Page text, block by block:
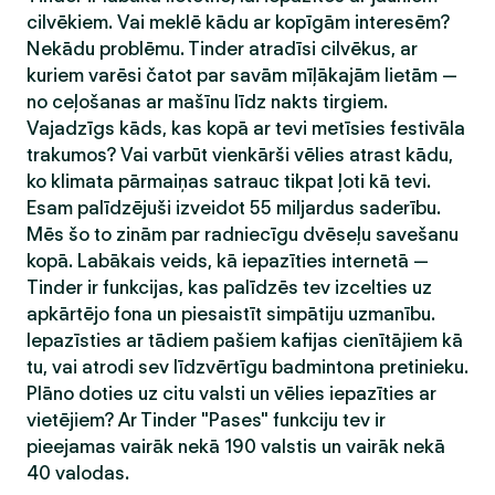
cilvēkiem. Vai meklē kādu ar kopīgām interesēm?
Nekādu problēmu. Tinder atradīsi cilvēkus, ar
kuriem varēsi čatot par savām mīļākajām lietām —
no ceļošanas ar mašīnu līdz nakts tirgiem.
Vajadzīgs kāds, kas kopā ar tevi metīsies festivāla
trakumos? Vai varbūt vienkārši vēlies atrast kādu,
ko klimata pārmaiņas satrauc tikpat ļoti kā tevi.
Esam palīdzējuši izveidot 55 miljardus saderību.
Mēs šo to zinām par radniecīgu dvēseļu savešanu
kopā. Labākais veids, kā iepazīties internetā —
Tinder ir funkcijas, kas palīdzēs tev izcelties uz
apkārtējo fona un piesaistīt simpātiju uzmanību.
Iepazīsties ar tādiem pašiem kafijas cienītājiem kā
tu, vai atrodi sev līdzvērtīgu badmintona pretinieku.
Plāno doties uz citu valsti un vēlies iepazīties ar
vietējiem? Ar Tinder "Pases" funkciju tev ir
pieejamas vairāk nekā 190 valstis un vairāk nekā
40 valodas.